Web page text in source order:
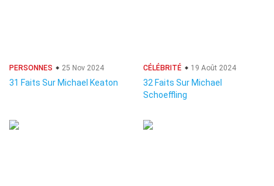
PERSONNES 25 Nov 2024
31 Faits Sur Michael Keaton
CÉLÉBRITÉ 19 Août 2024
32 Faits Sur Michael
Schoeffling